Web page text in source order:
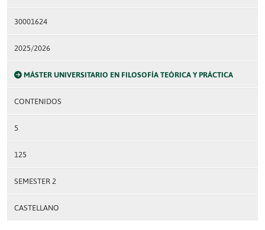
30001624
2025/2026
MÁSTER UNIVERSITARIO EN FILOSOFÍA TEÓRICA Y PRÁCTICA
CONTENIDOS
5
125
SEMESTER 2
CASTELLANO